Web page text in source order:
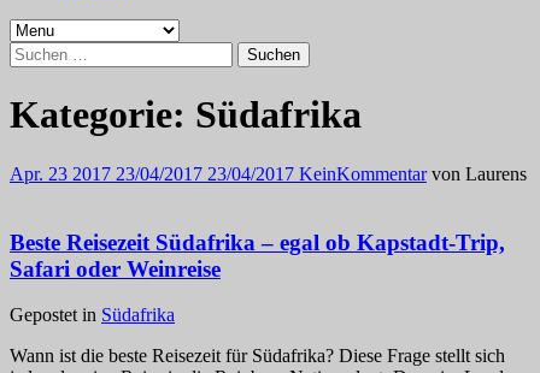
Suchen
nach:
Kategorie: Südafrika
Apr. 23 2017 23/04/2017 23/04/2017 KeinKommentar von Laurens
Beste Reisezeit Südafrika – egal ob Kapstadt-Trip,
Safari oder Weinreise
Gepostet in Südafrika
Wann ist die beste Reisezeit für Südafrika? Diese Frage stellt sich